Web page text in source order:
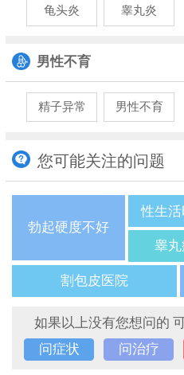
龟头炎 睾丸炎
男性不育
精子异常 男性不育
您可能关注的问题
勃起硬度不好
性生
睾
割包皮医院
如果以上没有您想问的
问症状
问治疗